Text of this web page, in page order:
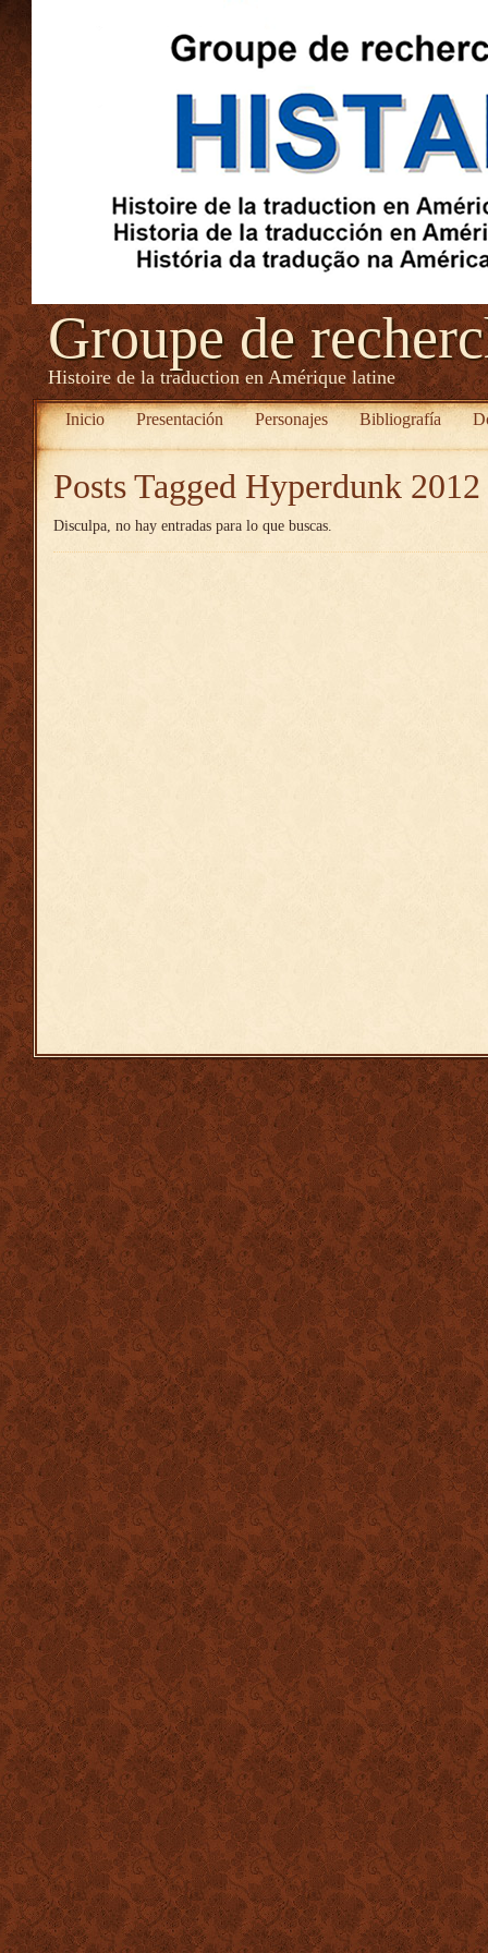
Groupe de
Histoire de la traduction en Amérique latine
Inicio Presentación Personajes Bibliografía
Posts Tagged Hyperdunk 2012
Disculpa, no hay entradas para lo que buscas.